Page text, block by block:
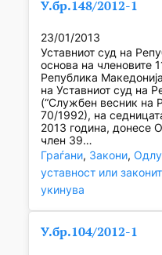
У.бр.148/2012-1
23/01/2013
Уставниот суд на
основа на членовите
Република
на Уставниот суд на
(“Службен весник на
70/1992), на
2013 година,
член 39…
Граѓани, Закони,
уставност или
укинува
У.бр.104/2012-1